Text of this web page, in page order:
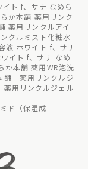
ト f、サナ なめら
か本舗 薬用リンク
薬用リンクルアイ
クルミスト化粧水
液 ホワイト f、サナ
イト f、サナ なめ
本舗 薬用WR泡洗
舗 薬用リンクルジ
用リンクルジェル
ド（保湿成